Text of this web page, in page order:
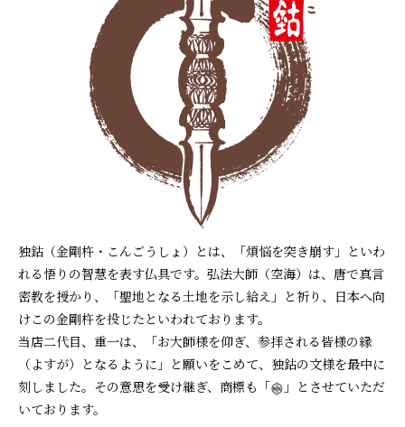
独鈷（金剛杵・こんごうしょ）とは、「煩悩を突き崩す」といわ
れる悟りの智慧を表す仏具です。弘法大師（空海）は、唐で真言
密教を授かり、「聖地となる土地を示し給え」と祈り、日本へ向
けこの金剛杵を投じたといわれております。
当店二代目、重一は、「お大師様を仰ぎ、参拝される皆様の縁
（よすが）となるように」と願いをこめて、独鈷の文様を最中に
刻しました。その意思を受け継ぎ、商標も「
」とさせていただ
いております。